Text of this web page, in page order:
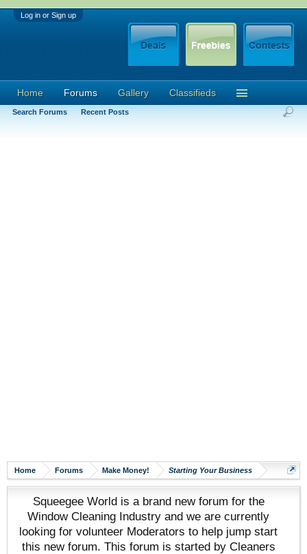
Log in or Sign up
Home Forums Make Money! Starting Your Business
Squeegee World is a brand new forum for the
Window Cleaning Industry and we are currently
looking for volunteer Moderators to help jump start
this new forum. This forum is started by Cleaners
Home Forums
Search Forums Recent Posts
Gallery Classifieds